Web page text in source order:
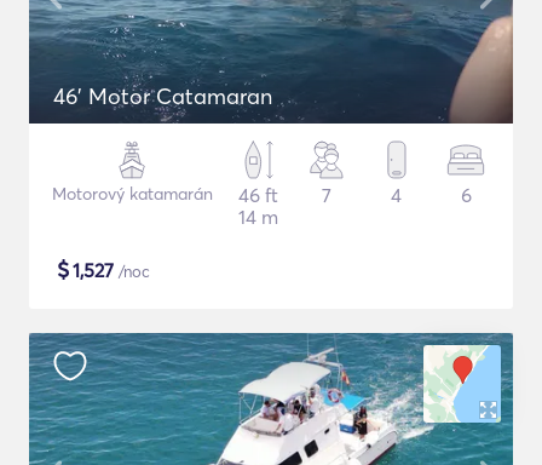
46' Motor Catamaran
Motorový katamarán
46 ft
14 m
7 4 6
$1,527 /noc